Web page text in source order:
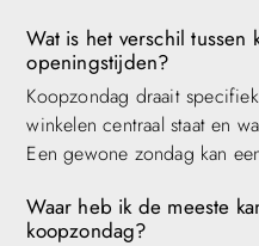
Wat is het verschil
openingstijden?
Koopzondag draait
winkelen centraal staat en
Een gewone zondag kan
Waar heb ik de meeste
koopzondag?